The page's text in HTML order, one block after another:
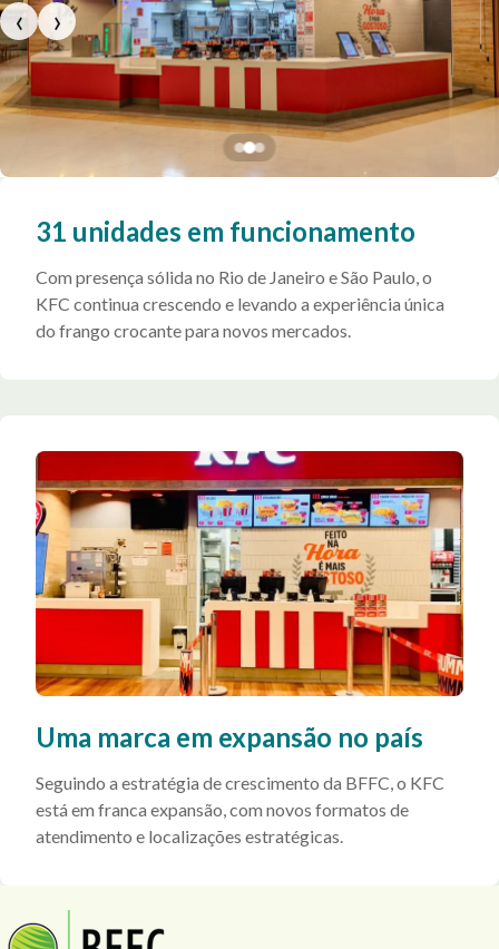
‹ ›
31 unidades em funcionamento
Com presença sólida no Rio de Janeiro e São Paulo, o
KFC continua crescendo e levando a experiência única
do frango crocante para novos mercados.
Uma marca em expansão no país
Seguindo a estratégia de crescimento da BFFC, o KFC
está em franca expansão, com novos formatos de
atendimento e localizações estratégicas.